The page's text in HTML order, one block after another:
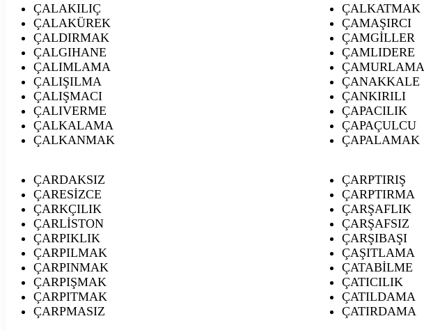
ÇALAKILIÇ
ÇALAKÜREK
ÇALDIRMAK
ÇALGIHANE
ÇALIMLAMA
ÇALIŞILMA
ÇALIŞMACI
ÇALIVERME
ÇALKALAMA
ÇALKANMAK
ÇALKATMAK
ÇAMAŞIRCI
ÇAMGİLLER
ÇAMLIDERE
ÇAMURLAMA
ÇANAKKALE
ÇANKIRILI
ÇAPACILIK
ÇAPAÇULCU
ÇAPALAMAK
ÇARDAKSIZ
ÇARESİZCE
ÇARKÇILIK
ÇARLİSTON
ÇARPIKLIK
ÇARPILMAK
ÇARPINMAK
ÇARPIŞMAK
ÇARPITMAK
ÇARPMASIZ
ÇARPTIRIŞ
ÇARPTIRMA
ÇARŞAFLIK
ÇARŞAFSIZ
ÇARŞIBAŞI
ÇAŞITLAMA
ÇATABİLME
ÇATICILIK
ÇATILDAMA
ÇATIRDAMA